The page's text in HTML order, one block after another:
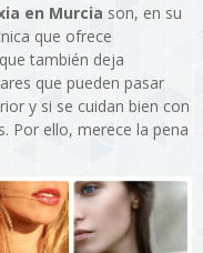
en Murcia son, en su
que ofrece
también deja
que pueden pasar
y si se cuidan bien con
Por ello, merece la pena